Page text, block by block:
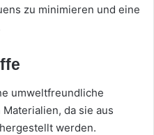
zu minimieren und eine
umweltfreundliche
da sie aus
werden.